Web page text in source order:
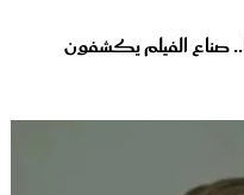
صناع الفيلم يكشفون